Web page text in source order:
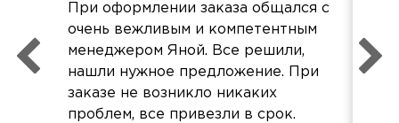
При оформлении заказа общался с
очень вежливым и компетентным
менеджером Яной. Все решили,
нашли нужное предложение. При
заказе не возникло никаких
проблем, все привезли в срок.